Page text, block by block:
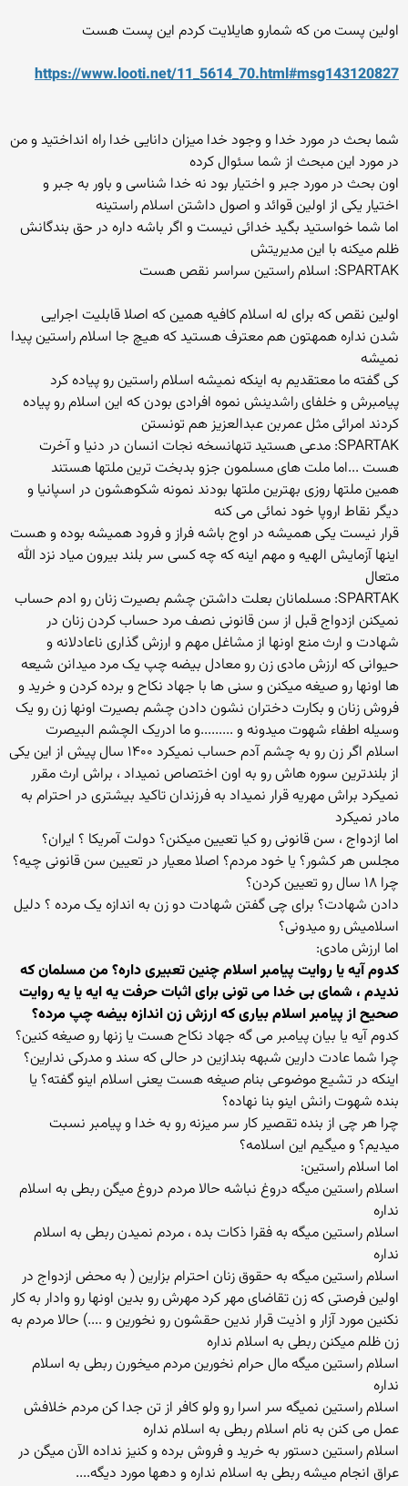
اولین پست من که شمارو هایلایت کردم این پست هست
https://www.looti.net/11_5614_70.html#msg143120827
شما بحث در مورد خدا و وجود خدا میزان دانایی خدا راه انداختید و من
در مورد این مبحث از شما سئوال کرده
اون بحث در مورد جبر و اختیار بود نه خدا شناسی و باور به جبر و
اختیار یکی از اولین قوائد و اصول داشتن اسلام راستینه
اما شما خواستید بگید خدائی نیست و اگر باشه داره در حق بندگانش
ظلم میکنه با این مدیریتش
SPARTAK: اسلام راستین سراسر نقص هست
اولین نقص که برای له اسلام کافیه همین که اصلا قابلیت اجرایی
شدن نداره همهتون هم معترف هستید که هیچ جا اسلام راستین پیدا
نمیشه
کی گفته ما معتقدیم به اینکه نمیشه اسلام راستین رو پیاده کرد
پیامبرش و خلفای راشدینش نموه افرادی بودن که این اسلام رو پیاده
کردند امرائی مثل عمربن عبدالعزیز هم تونستن
SPARTAK: مدعی هستید تنهانسخه نجات انسان در دنیا و آخرت
هست ...اما ملت های مسلمون جزو بدبخت ترین ملتها هستند
همین ملتها روزی بهترین ملتها بودند نمونه شکوهشون در اسپانیا و
دیگر نقاط اروپا خود نمائی می کنه
قرار نیست یکی همیشه در اوج باشه فراز و فرود همیشه بوده و هست
اینها آزمایش الهیه و مهم اینه که چه کسی سر بلند بیرون میاد نزد الله
متعال
SPARTAK: مسلمانان بعلت داشتن چشم بصیرت زنان رو ادم حساب
نمیکنن ازدواج قبل از سن قانونی نصف مرد حساب کردن زنان در
شهادت و ارث منع اونها از مشاغل مهم و ارزش گذاری ناعادلانه و
حیوانی که ارزش مادی زن رو معادل بیضه چپ یک مرد میدانن شیعه
ها اونها رو صیغه میکنن و سنی ها با جهاد نکاح و برده کردن و خرید و
فروش زنان و بکارت دختران نشون دادن چشم بصیرت اونها زن رو یک
وسیله اطفاء شهوت میدونه و .........و ما ادریک الچشم البیصرت
اسلام اگر زن رو به چشم آدم حساب نمیکرد ۱۴۰۰ سال پیش از این یکی
از بلندترین سوره هاش رو به اون اختصاص نمیداد ، براش ارث مقرر
نمیکرد براش مهریه قرار نمیداد به فرزندان تاکید بیشتری در احترام به
مادر نمیکرد
اما ازدواج ، سن قانونی رو کیا تعیین میکنن؟ دولت آمریکا ؟ ایران؟
مجلس هر کشور؟ یا خود مردم؟ اصلا معیار در تعیین سن قانونی چیه؟
چرا ۱۸ سال رو تعیین کردن؟
دادن شهادت؟ برای چی گفتن شهادت دو زن به اندازه یک مرده ؟ دلیل
اسلامیش رو میدونی؟
اما ارزش مادی:
کدوم آیه یا روایت پیامبر اسلام چنین تعبیری داره؟ من مسلمان که
ندیدم ، شمای بی خدا می تونی برای اثبات حرفت یه ایه یا یه روایت
صحیح از پیامبر اسلام بیاری که ارزش زن اندازه بیضه چپ مرده؟
کدوم آیه یا بیان پیامبر می گه جهاد نکاح هست یا زنها رو صیغه کنین؟
چرا شما عادت دارین شبهه بندازین در حالی که سند و مدرکی ندارین؟
اینکه در تشیع موضوعی بنام صیغه هست یعنی اسلام اینو گفته؟ یا
بنده شهوت رانش اینو بنا نهاده؟
چرا هر چی از بنده تقصیر کار سر میزنه رو به خدا و پیامبر نسبت
میدیم؟ و میگیم این اسلامه؟
اما اسلام راستین:
اسلام راستین میگه دروغ نباشه حالا مردم دروغ میگن ربطی به اسلام
نداره
اسلام راستین میگه به فقرا ذکات بده ، مردم نمیدن ربطی به اسلام
نداره
اسلام راستین میگه به حقوق زنان احترام بزارین ( به محض ازدواج در
اولین فرصتی که زن تقاضای مهر کرد مهرش رو بدین اونها رو وادار به کار
نکنین مورد آزار و اذیت قرار ندین حقشون رو نخورین و ....) حالا مردم به
زن ظلم میکنن ربطی به اسلام نداره
اسلام راستین میگه مال حرام نخورین مردم میخورن ربطی به اسلام
نداره
اسلام راستین نمیگه سر اسرا رو ولو کافر از تن جدا کن مردم خلافش
عمل می کنن به نام اسلام ربطی به اسلام نداره
اسلام راستین دستور به خرید و فروش برده و کنیز نداده الآن میگن در
عراق انجام میشه ربطی به اسلام نداره و دهها مورد دیگه....